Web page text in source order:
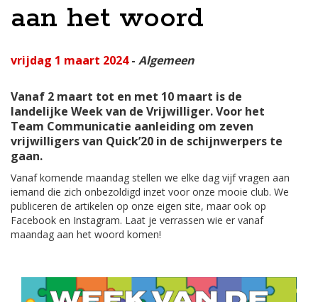
aan het woord
vrijdag 1 maart 2024- Algemeen
Vanaf 2 maart tot en met 10 maart is de
landelijke Week van de Vrijwilliger. Voor het
Team Communicatie aanleiding om zeven
vrijwilligers van Quick’20 in de schijnwerpers te
gaan.
Vanaf komende maandag stellen we elke dag vijf vragen aan
iemand die zich onbezoldigd inzet voor onze mooie club. We
publiceren de artikelen op onze eigen site, maar ook op
Facebook en Instagram. Laat je verrassen wie er vanaf
maandag aan het woord komen!